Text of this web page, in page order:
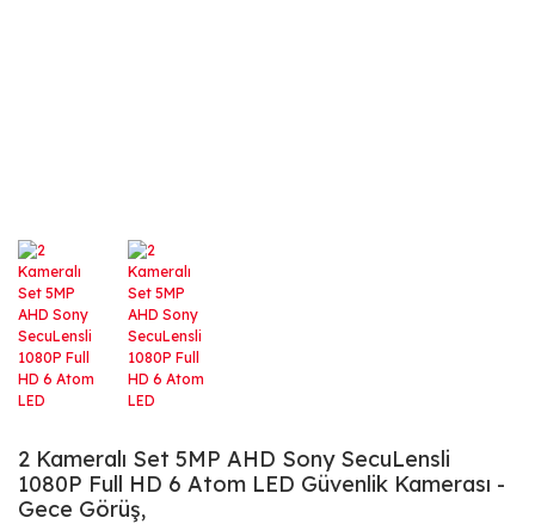
2 Kameralı Set 5MP AHD Sony SecuLensli
1080P Full HD 6 Atom LED Güvenlik Kamerası -
Gece Görüş,